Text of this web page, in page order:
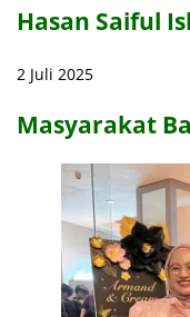
Hasan Saiful
2 Juli 2025
Masyarakat